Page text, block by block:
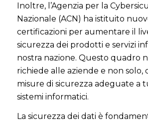
Inoltre, l’Agenzia per la
Nazionale (ACN) ha istituito
certificazioni per aumentare il
sicurezza dei prodotti e servizi
nostra nazione. Questo quadro
richiede alle aziende e non solo,
misure di sicurezza adeguate a
sistemi informatici.
La sicurezza dei dati è